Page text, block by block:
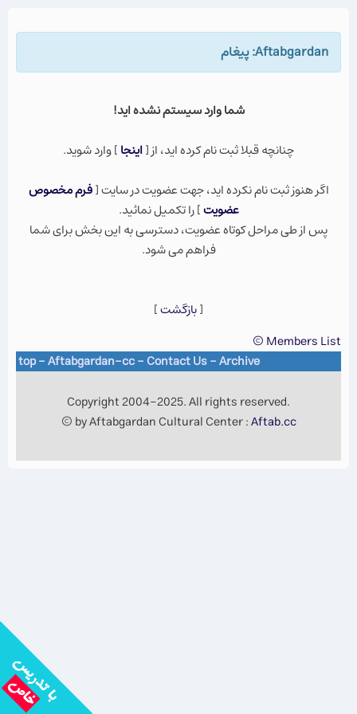
Aftabgardan: پيغام
شما وارد سيستم نشده ايد!
چنانچه قبلا ثبت نام كرده ايد، از [اينجا] وارد شويد.
اگر هنوز ثبت نام نكرده ايد، جهت عضویت در سایت [فرم مخصوص
عضویت] را تکمیل نمائید.
پس از طی مراحل کوتاه عضویت، دسترسی به این بخش برای شما
فراهم می شود.
[بازگشت]
Members List ©
top-Aftabgardan-cc-Contact Us -Archive
Copyright 2004-2025. All rights reserved.
© by Aftabgardan Cultural Center :Aftab.cc